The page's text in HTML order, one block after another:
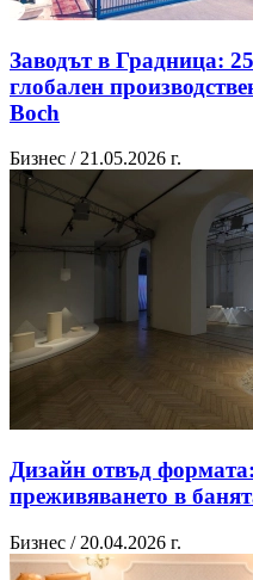
Заводът в Градница:
глобален
Boch
Бизнес / 21.05.2026 г.
Дизайн отвъд
преживяването в
Бизнес / 20.04.2026 г.